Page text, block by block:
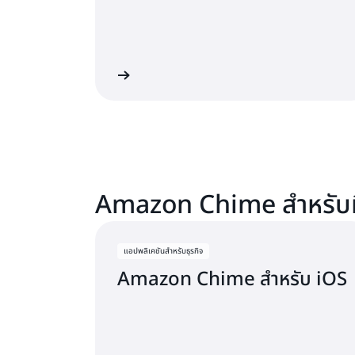
Amazon Chime สำหรั
แอปพลิเคชันสำหรับธุรกิจ
Amazon Chime สำหรับ iOS